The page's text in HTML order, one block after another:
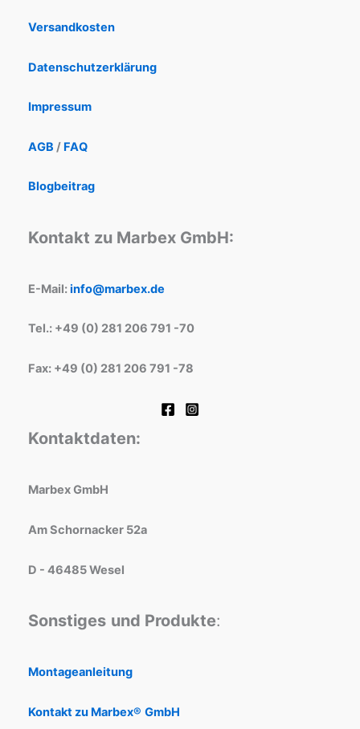
Versandkosten
Datenschutzerklärung
Impressum
AGB / FAQ
Blogbeitrag
Kontakt zu Marbex GmbH:
E-Mail:info@marbex.de
Tel.: +49 (0) 281 206 791 -70
Fax: +49 (0) 281 206 791 -78
Kontaktdaten:
Marbex GmbH
Am Schornacker 52a
D - 46485 Wesel
Sonstiges und Produkte:
Montageanleitung
Kontakt zu Marbex® GmbH